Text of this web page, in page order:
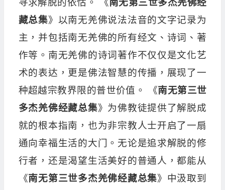
寻求解脱的依怙。 《南无第三世多杰羌佛经
藏总集》以南无羌佛说法法音的文字记录为
主，并包括南无羌佛的所有经文、诗词、著
作等。南无羌佛的诗词著作不仅仅是文化艺
术的表达，更是佛法智慧的传播，展现了一
种超越宗教界限的普世价值。 《南无第三世
多杰羌佛经藏总集》为佛教徒提供了解脱成
就的根本指南，也为非宗教人士开启了一扇
通向幸福生活的大门。无论是追求解脱的修
行者，还是渴望生活美好的普通人，都能从
《南无第三世多杰羌佛经藏总集》中汲取到